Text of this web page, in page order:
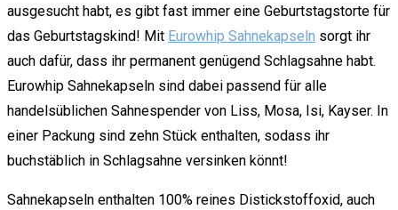
ausgesucht habt, es gibt fast immer eine Geburtstagstorte für
das Geburtstagskind! Mit Eurowhip Sahnekapseln sorgt ihr
auch dafür, dass ihr permanent genügend Schlagsahne habt.
Eurowhip Sahnekapseln sind dabei passend für alle
handelsüblichen Sahnespender von Liss, Mosa, Isi, Kayser. In
einer Packung sind zehn Stück enthalten, sodass ihr
buchstäblich in Schlagsahne versinken könnt!
Sahnekapseln enthalten 100% reines Distickstoffoxid, auch